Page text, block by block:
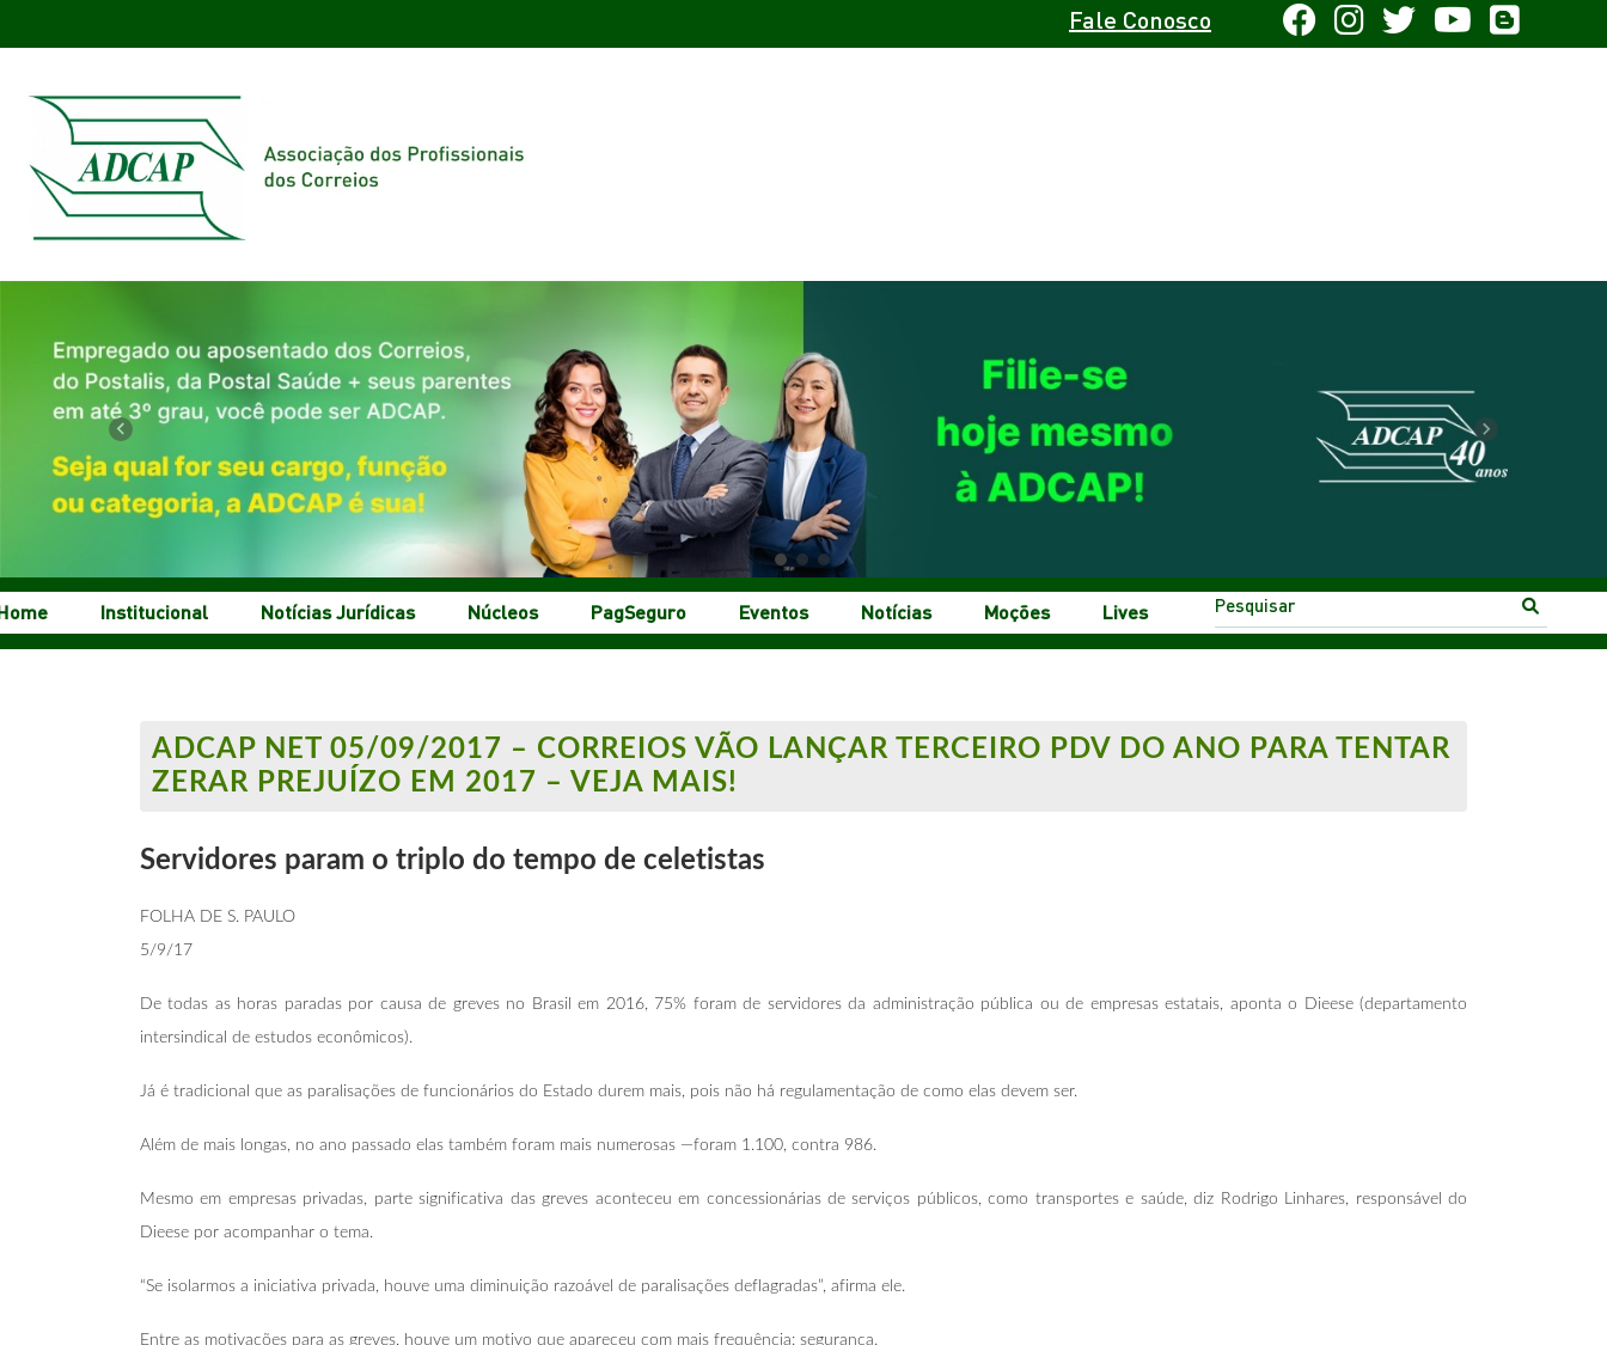
Fale Conosco
Previous Next
Institucional Notícias Jurídicas Núcleos PagSeguro Eventos Notícias Moções Lives
ADCAP NET 05/09/2017 – CORREIOS VÃO LANÇAR TERCEIRO PDV DO ANO PARA TENTAR
ZERAR PREJUÍZO EM 2017 – VEJA MAIS!
Servidores param o triplo do tempo de celetistas
FOLHA DE S. PAULO
5/9/17
De todas as horas paradas por causa de greves no Brasil em 2016, 75% foram de servidores da administração pública ou de empresas estatais, aponta o Dieese (departamento
intersindical de estudos econômicos).
Já é tradicional que as paralisações de funcionários do Estado durem mais, pois não há regulamentação de como elas devem ser.
Além de mais longas, no ano passado elas também foram mais numerosas —foram 1.100, contra 986.
Mesmo em empresas privadas, parte significativa das greves aconteceu em concessionárias de serviços públicos, como transportes e saúde, diz Rodrigo Linhares, responsável do
Dieese por acompanhar o tema.
“Se isolarmos a iniciativa privada, houve uma diminuição razoável de paralisações deflagradas”, afirma ele.
Entre as motivações para as greves, houve um motivo que apareceu com mais frequência: segurança.